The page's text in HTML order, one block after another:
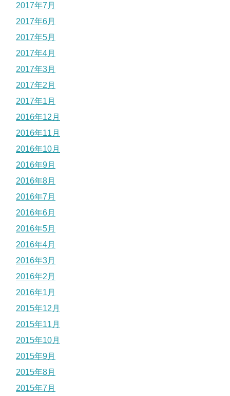
2017年7月
2017年6月
2017年5月
2017年4月
2017年3月
2017年2月
2017年1月
2016年12月
2016年11月
2016年10月
2016年9月
2016年8月
2016年7月
2016年6月
2016年5月
2016年4月
2016年3月
2016年2月
2016年1月
2015年12月
2015年11月
2015年10月
2015年9月
2015年8月
2015年7月